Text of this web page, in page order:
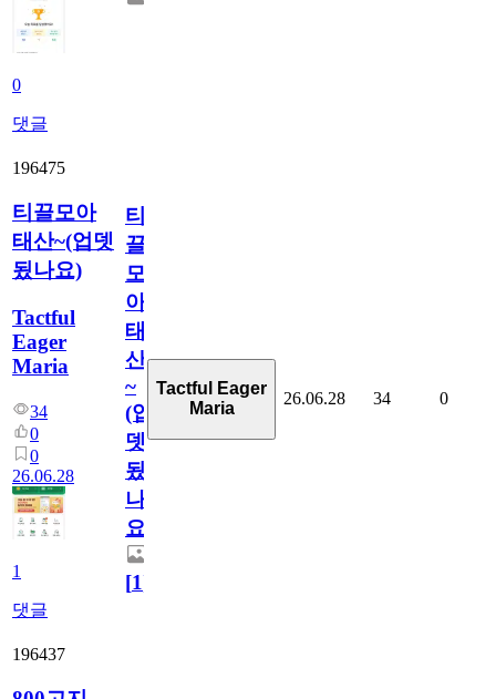
0
댓글
196475
티끌모아
태산~(업뎃
됬나요)
Tactful
Eager
Maria
34
0
0
26.06.28
1
댓글
티
끌
모
아
태
산
~
(업
뎃
됬
나
요)
[1]
Tactful Eager
Maria
26.06.28 34 0
196437